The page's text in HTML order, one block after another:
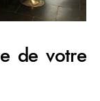
de votre